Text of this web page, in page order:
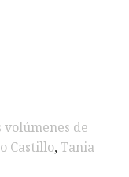
volúmenes de
Castillo,Tania